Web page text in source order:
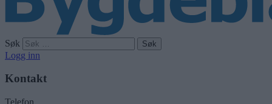
Søk
Logg inn
Kontakt
Telefon